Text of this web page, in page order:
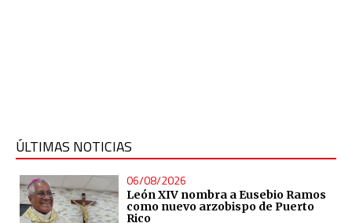
ÚLTIMAS NOTICIAS
06/08/2026
León XIV nombra a Eusebio Ramos
como nuevo arzobispo de Puerto
Rico